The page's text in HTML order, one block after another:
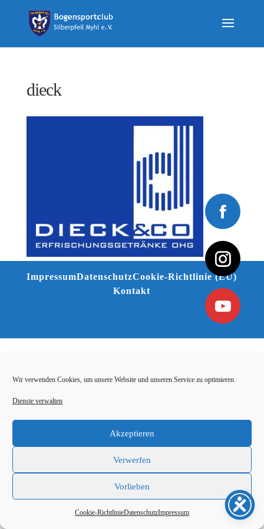
Wir verwenden Cookies, um unsere Website und unseren Service zu optimieren.
Dienste verwalten
Akzeptieren
Verwerfen
Vorlieben
Cookie-RichtlinieDatenschutzImpressum
dieck
ImpressumDatenschutzCookie-Richtlinie (EU)
Kontakt